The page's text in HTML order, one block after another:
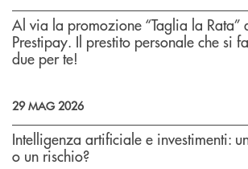
Al via la promozione “Taglia la Rata”
Prestipay. Il prestito personale che si
due per te!
29 MAG 2026
Intelligenza artificiale e investimenti:
o un rischio?